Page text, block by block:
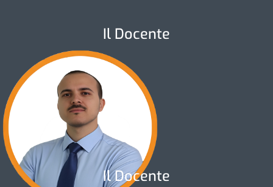
Il Docente
Il Docente